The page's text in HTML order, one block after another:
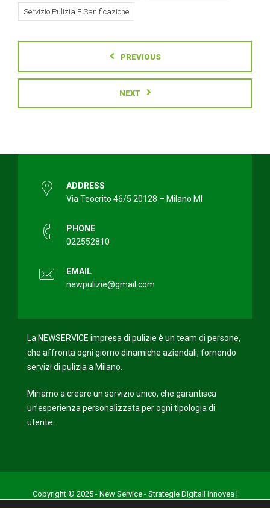
Servizio Pulizia E Sanificazione
PREVIOUS
NEXT
ADDRESS
Via Teocrito 46/5 20128 – Milano MI
PHONE
022552810
EMAIL
newpulizie@gmail.com
La NEWSERVICE impresa di pulizie è un team di persone,
che affronta ogni giorno dinamiche aziendali, fornendo
servizi di pulizia a Milano.
Miriamo a creare un servizio unico, che garantisca
un’esperienza personalizzata per ogni tipologia di
utente.
Copyright © 2025 - New Service - Strategie Digitali Innovea |